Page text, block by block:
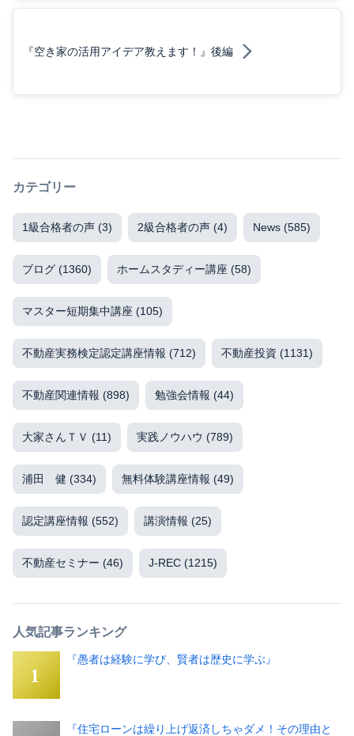
『空き家の活用アイデア教えます！』後編
カテゴリー
1級合格者の声 (3) 2級合格者の声 (4) News (585)
ブログ (1360) ホームスタディー講座 (58)
マスター短期集中講座 (105)
不動産実務検定認定講座情報 (712) 不動産投資 (1131)
不動産関連情報 (898) 勉強会情報 (44)
大家さんＴＶ (11) 実践ノウハウ (789)
浦田 健 (334) 無料体験講座情報 (49)
認定講座情報 (552) 講演情報 (25)
不動産セミナー (46) J-REC (1215)
人気記事ランキング
『愚者は経験に学び、賢者は歴史に学ぶ』
『住宅ローンは繰り上げ返済しちゃダメ！その理由と